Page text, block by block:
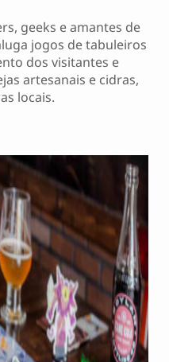
geeks e amantes de
jogos de tabuleiros
dos visitantes e
artesanais e cidras,
locais.